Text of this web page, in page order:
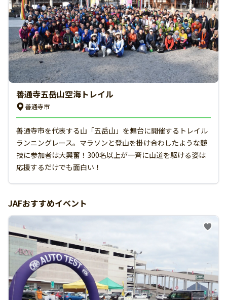
善通寺五岳山空海トレイル
善通寺市
善通寺市を代表する山「五岳山」を舞台に開催するトレイル
ランニングレース。マラソンと登山を掛け合わしたような競
技に参加者は大興奮！300名以上が一斉に山道を駆ける姿は
応援するだけでも面白い！
JAFおすすめイベント